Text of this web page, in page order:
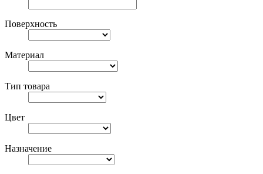
Поверхность
Материал
Тип товара
Цвет
Назначение